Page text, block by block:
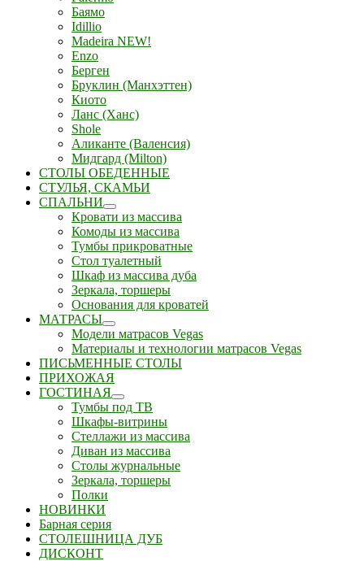
Баямо
Idillio
Madeira NEW!
Enzo
Берген
Бруклин (Манхэттен)
Киото
Ланс (Ханс)
Shole
Аликанте (Валенсия)
Мидгард (Milton)
СТОЛЫ ОБЕДЕННЫЕ
СТУЛЬЯ, СКАМЬИ
СПАЛЬНИ
Кровати из массива
Комоды из массива
Тумбы прикроватные
Стол туалетный
Шкаф из массива дуба
Зеркала, торшеры
Основания для кроватей
МАТРАСЫ
Модели матрасов Vegas
Материалы и технологии матрасов Vegas
ПИСЬМЕННЫЕ СТОЛЫ
ПРИХОЖАЯ
ГОСТИНАЯ
Тумбы под ТВ
Шкафы-витрины
Стеллажи из массива
Диван из массива
Столы журнальные
Зеркала, торшеры
Полки
НОВИНКИ
Барная серия
СТОЛЕШНИЦА ДУБ
ДИСКОНТ